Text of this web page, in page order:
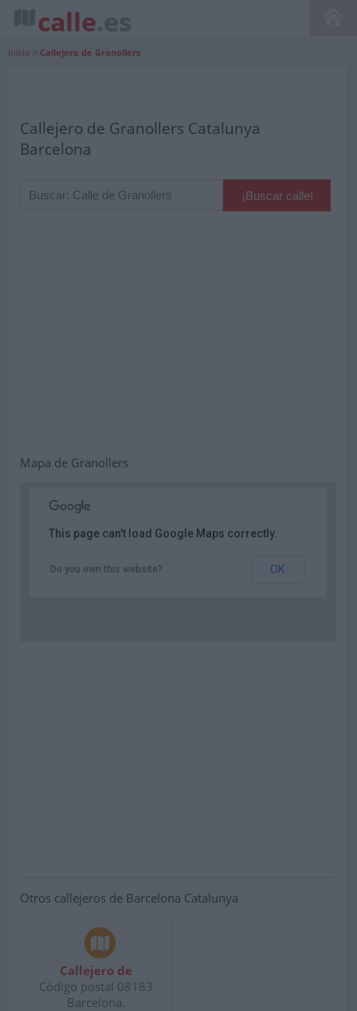
calle.es
Inicio > Callejero de Granollers
Callejero de Granollers Catalunya
Barcelona
Mapa de Granollers
This page can't load Google Maps correctly.
Do you own this website? OK
Otros callejeros de Barcelona Catalunya
Callejero de
Código postal 08183
Barcelona.